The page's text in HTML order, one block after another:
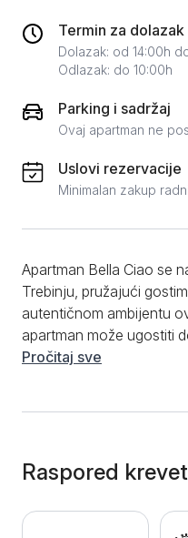
Termin za
Dolazak: od 14:00h
Odlazak: do 10:00h
Parking i sadržaj
Ovaj apartman ne
Uslovi rezervacije
Minimalan zakup
Apartman Bella Ciao se
Trebinju, pružajući
autentičnom ambijentu
apartman može ugostiti
potrebno za udoban
frižider, mašinu za pranje
ploču, kao i kompletnim
Kupatilo je moderno, sa
veš. Dodatne
Pročitaj sve
Raspored